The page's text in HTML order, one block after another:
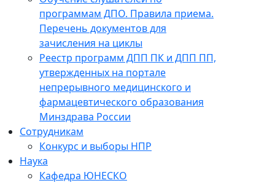
программам ДПО. Правила приема.
Перечень документов для
зачисления на циклы
Реестр программ ДПП ПК и ДПП ПП,
утвержденных на портале
непрерывного медицинского и
фармацевтического образования
Минздрава России
Сотрудникам
Конкурс и выборы НПР
Наука
Кафедра ЮНЕСКО